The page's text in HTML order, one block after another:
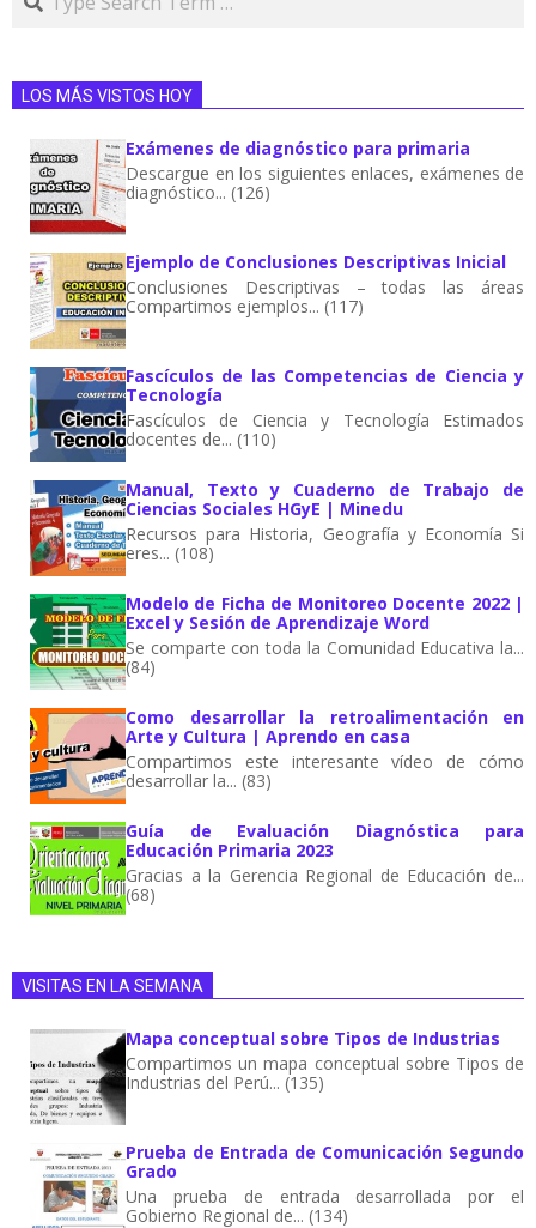
LOS MÁS VISTOS HOY
Exámenes de diagnóstico para primaria
Descargue en los siguientes enlaces, exámenes de
diagnóstico... (126)
Ejemplo de Conclusiones Descriptivas Inicial
Conclusiones Descriptivas – todas las áreas
Compartimos ejemplos... (117)
Fascículos de las Competencias de Ciencia y
Tecnología
Fascículos de Ciencia y Tecnología Estimados
docentes de... (110)
Manual, Texto y Cuaderno de Trabajo de
Ciencias Sociales HGyE | Minedu
Recursos para Historia, Geografía y Economía Si
eres... (108)
Modelo de Ficha de Monitoreo Docente 2022 |
Excel y Sesión de Aprendizaje Word
Se comparte con toda la Comunidad Educativa la...
(84)
Como desarrollar la retroalimentación en
Arte y Cultura | Aprendo en casa
Compartimos este interesante vídeo de cómo
desarrollar la... (83)
Guía de Evaluación Diagnóstica para
Educación Primaria 2023
Gracias a la Gerencia Regional de Educación de...
(68)
VISITAS EN LA SEMANA
Mapa conceptual sobre Tipos de Industrias
Compartimos un mapa conceptual sobre Tipos de
Industrias del Perú... (135)
Prueba de Entrada de Comunicación Segundo
Grado
Una prueba de entrada desarrollada por el
Gobierno Regional de... (134)